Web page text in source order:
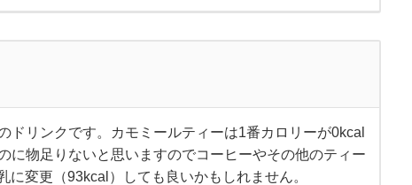
ドリンクです。カモミールティーは1番カロリーが0kcal
に物足りないと思いますのでコーヒーやその他のティー
に変更（93kcal）しても良いかもしれません。